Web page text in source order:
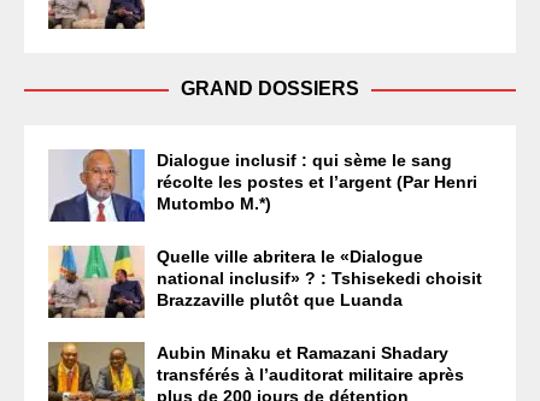
GRAND DOSSIERS
Dialogue inclusif : qui sème le sang
récolte les postes et l’argent (Par Henri
Mutombo M.*)
Quelle ville abritera le «Dialogue
national inclusif» ? : Tshisekedi choisit
Brazzaville plutôt que Luanda
Aubin Minaku et Ramazani Shadary
transférés à l’auditorat militaire après
plus de 200 jours de détention